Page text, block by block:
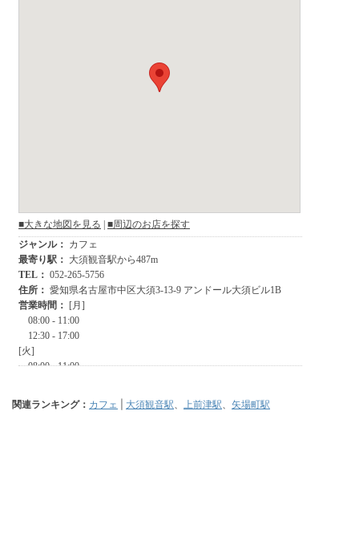
関連ランキング： カフェ 大須観音駅、 上前津駅、 矢場町駅